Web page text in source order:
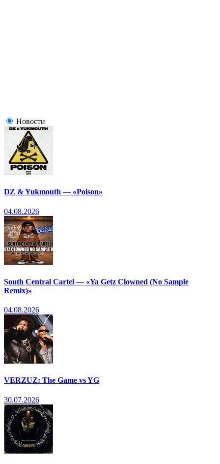
Новости
DZ & Yukmouth — «Poison»
04.08.2026
South Central Cartel — «Ya Getz Clowned (No Sample
Remix)»
04.08.2026
VERZUZ: The Game vs YG
30.07.2026